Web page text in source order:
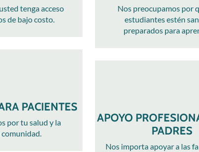
tenga acceso
de bajo costo.
PACIENTES
por tu salud y la
Nos preocupamos por
estudiantes estén
preparados para
APOYO
PADRES
Nos importa apoyar a las